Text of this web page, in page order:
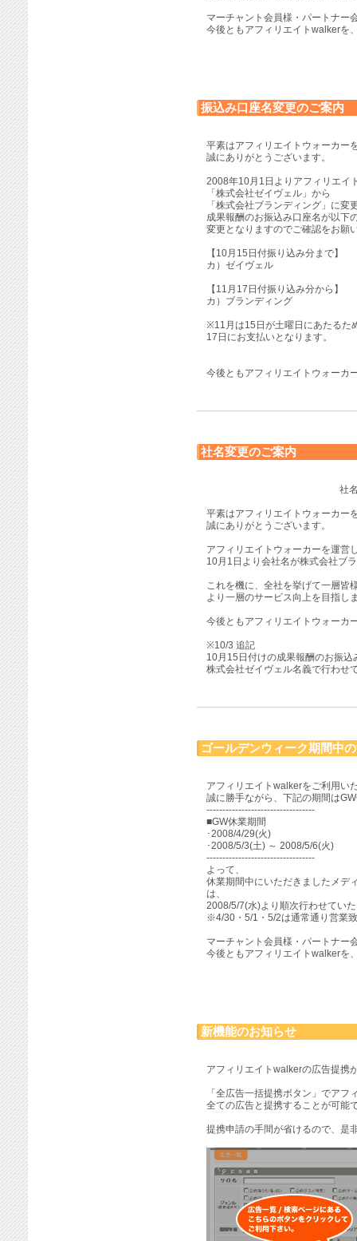
マーチャント会員様・パートナー
今後ともアフィリエイトwalkerを
振込み口座名変更のご案内
平素はアフィリエイトウォーカー
誠にありがとうございます。
2008年10月1日よりアフィリエイ
「株式会社ゼイヴェル」から
「株式会社ブランディング」に変
成果報酬のお振込み口座名が以下
変更となりますのでご確認をお願
【10月15日付振り込み分まで】
カ）ゼイヴェル
【11月17日付振り込み分から】
カ）ブランディング
※11月は15日が土曜日にあたるた
17日にお支払いとなります。
今後ともアフィリエイトウォーカ
社名変更のご案内
社
平素はアフィリエイトウォーカー
誠にありがとうございます。
アフィリエイトウォーカーを運営
10月1日より会社名が株式会社ブ
これを機に、全社を挙げて一層皆
より一層のサービス向上を目指し
今後ともアフィリエイトウォーカ
※10/3 追記
10月15日付けの成果報酬のお振込
株式会社ゼイヴェル名義で行わせ
ゴールデンウィーク期間中
アフィリエイトwalkerをご利用い
誠に勝手ながら、下記の期間は
----------------------------------
■GW休業期間
･2008/4/29(火)
･2008/5/3(土) ～ 2008/5/6(火)
----------------------------------
よって、
休業期間中にいただきましたメデ
は、
2008/5/7(水)より順次行わせてい
※4/30・5/1・5/2は通常通り営業
マーチャント会員様・パートナー
今後ともアフィリエイトwalkerを
新機能のお知らせ
アフィリエイトwalkerの広告提携
「全広告一括提携ボタン」でアフ
全ての広告と提携することが可能
提携申請の手間が省けるので、是